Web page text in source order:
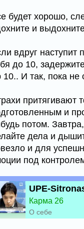
будет хорошо,
и
вдруг наступит
до 10,
10.. И так, пока не
притягивают
и
потом.
дела и
и для
под
UPE-
Карма 26
О себе